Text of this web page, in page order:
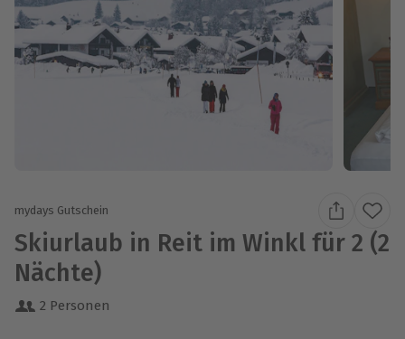
mydays Gutschein
Skiurlaub in Reit im Winkl für 2 (2
Nächte)
2 Personen